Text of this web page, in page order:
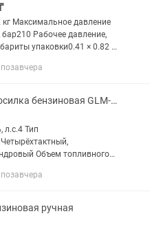
кг Максимальное давление
бар210 Рабочее давление,
упаковки0.41 × 0.82 ×
допустимое давление
Газонокосилка бензиновая GLM-3.5LT Huter
л.с.4 Тип
Объем топливного
хода, об/мин2800 -
ручная